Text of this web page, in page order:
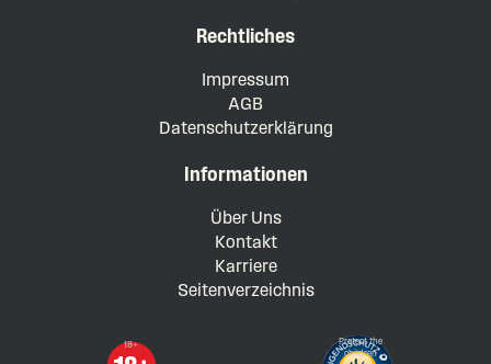
Rechtliches
Impressum
AGB
Datenschutzerklärung
Informationen
Über Uns
Kontakt
Karriere
Seitenverzeichnis
18+
Protect the
children